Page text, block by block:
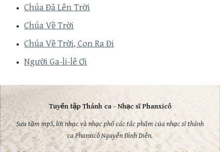
Chúa Đã Lên Trời
Chúa Về Trời
Chúa Về Trời, Con Ra Đi
Người Ga-li-lê Ơi
Tuyển tập Thánh ca - Nhạc sĩ Phanxicô
Sưu tầm mp3, lời nhạc và nhạc phổ các tác phẩm của nhạc sĩ thánh
ca Phanxicô Nguyễn Đình Diễn.